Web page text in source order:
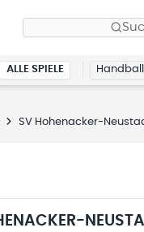
ALLE SPIELE
SV Hohenacker-